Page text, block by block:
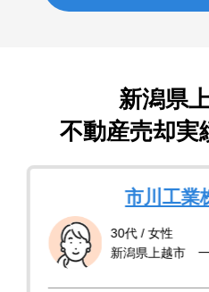
新潟県
不動産売却実
市川工業
30代 / 女性
新潟県上越市